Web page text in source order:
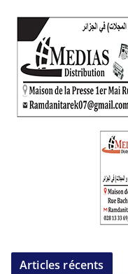
Articles récents